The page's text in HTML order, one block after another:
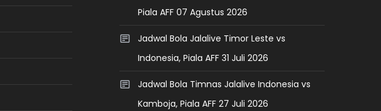
Piala AFF 07 Agustus 2026
Jadwal Bola Jalalive Timor Leste vs
Indonesia, Piala AFF 31 Juli 2026
Jadwal Bola Timnas Jalalive Indonesia vs
Kamboja, Piala AFF 27 Juli 2026